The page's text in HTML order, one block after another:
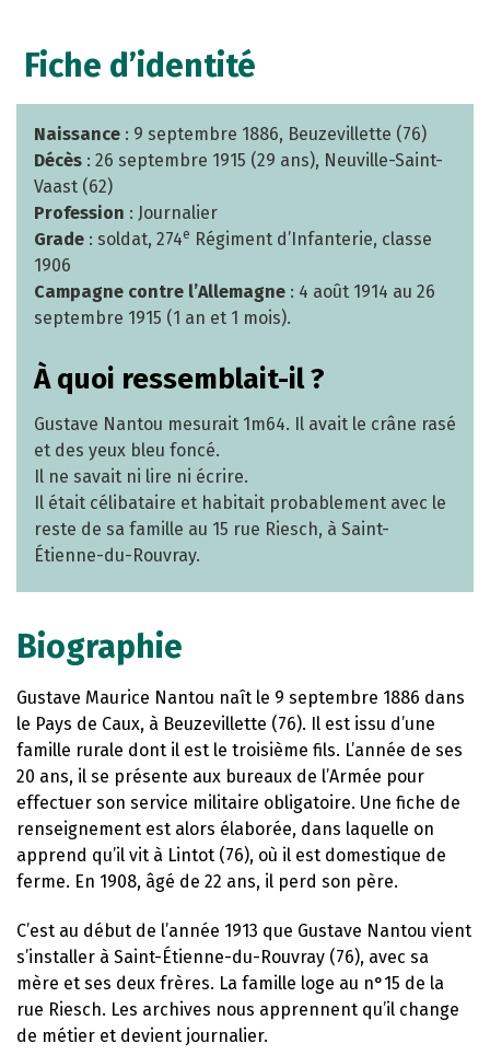
Fiche d’identité
Naissance : 9 septembre 1886, Beuzevillette (76)
Décès : 26 septembre 1915 (29 ans), Neuville-Saint-
Vaast (62)
Profession : Journalier
Grade : soldat, 274e Régiment d’Infanterie, classe
1906
Campagne contre l’Allemagne : 4 août 1914 au 26
septembre 1915 (1 an et 1 mois).
À quoi ressemblait-il ?
Gustave Nantou mesurait 1m64. Il avait le crâne rasé
et des yeux bleu foncé.
Il ne savait ni lire ni écrire.
Il était célibataire et habitait probablement avec le
reste de sa famille au 15 rue Riesch, à Saint-
Étienne-du-Rouvray.
Biographie
Gustave Maurice Nantou naît le 9 septembre 1886 dans
le Pays de Caux, à Beuzevillette (76). Il est issu d’une
famille rurale dont il est le troisième fils. L’année de ses
20 ans, il se présente aux bureaux de l’Armée pour
effectuer son service militaire obligatoire. Une fiche de
renseignement est alors élaborée, dans laquelle on
apprend qu’il vit à Lintot (76), où il est domestique de
ferme. En 1908, âgé de 22 ans, il perd son père.
C’est au début de l’année 1913 que Gustave Nantou vient
s’installer à Saint-Étienne-du-Rouvray (76), avec sa
mère et ses deux frères. La famille loge au n°15 de la
rue Riesch. Les archives nous apprennent qu’il change
de métier et devient journalier.